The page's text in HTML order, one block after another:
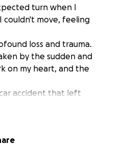
turn when I
couldn't move, feeling
loss and trauma.
by the sudden and
on my heart, and the
accident that left
to the mounting
The